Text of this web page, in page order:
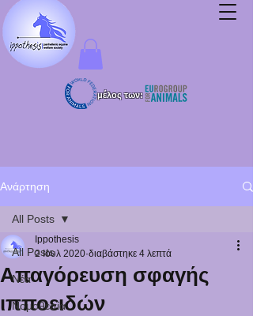
μέλος των:
Ανάρτηση
All Posts
Νέα
Νομοθεσία
All Posts
Απαγόρευση σφαγής
ιπποειδών
Ippothesis
2 Ιουλ 2020 διαβάστηκε 4 λεπτά